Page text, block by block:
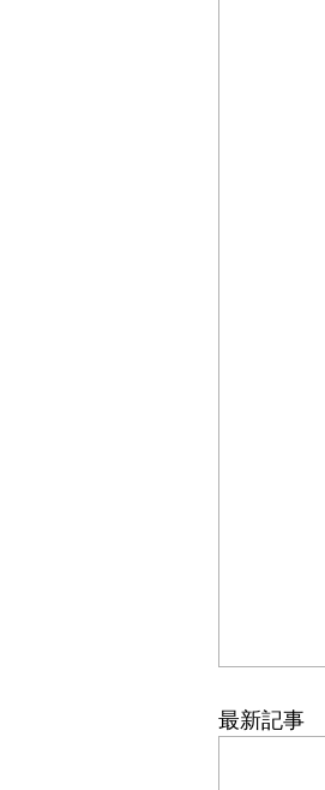
最新記事